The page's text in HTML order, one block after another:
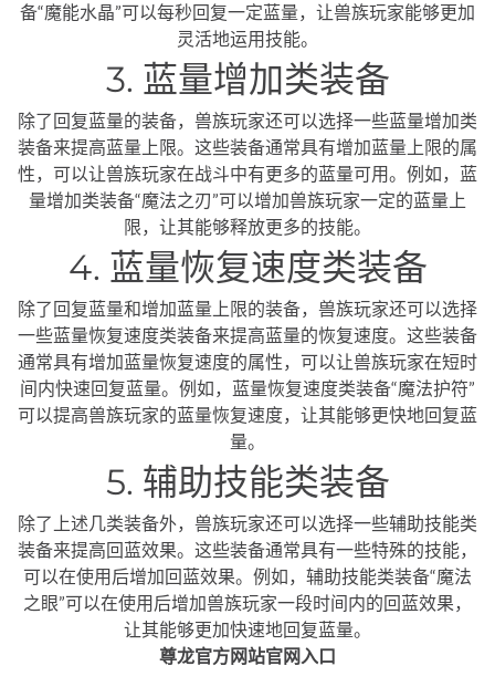
备“魔能水晶”可以每秒回复一定蓝量，让兽族玩家能够更加
灵活地运用技能。
3. 蓝量增加类装备
除了回复蓝量的装备，兽族玩家还可以选择一些蓝量增加类
装备来提高蓝量上限。这些装备通常具有增加蓝量上限的属
性，可以让兽族玩家在战斗中有更多的蓝量可用。例如，蓝
量增加类装备“魔法之刃”可以增加兽族玩家一定的蓝量上
限，让其能够释放更多的技能。
4. 蓝量恢复速度类装备
除了回复蓝量和增加蓝量上限的装备，兽族玩家还可以选择
一些蓝量恢复速度类装备来提高蓝量的恢复速度。这些装备
通常具有增加蓝量恢复速度的属性，可以让兽族玩家在短时
间内快速回复蓝量。例如，蓝量恢复速度类装备“魔法护符”
可以提高兽族玩家的蓝量恢复速度，让其能够更快地回复蓝
量。
5. 辅助技能类装备
除了上述几类装备外，兽族玩家还可以选择一些辅助技能类
装备来提高回蓝效果。这些装备通常具有一些特殊的技能，
可以在使用后增加回蓝效果。例如，辅助技能类装备“魔法
之眼”可以在使用后增加兽族玩家一段时间内的回蓝效果，
让其能够更加快速地回复蓝量。
尊龙官方网站官网入口